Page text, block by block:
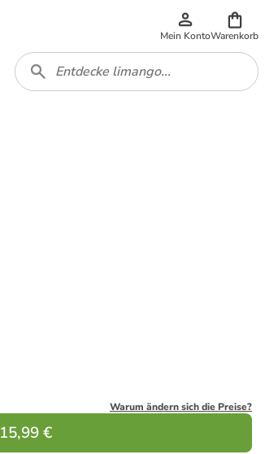
Mein KontoWarenkorb
Warum ändern sich die Preise?
15,99 €